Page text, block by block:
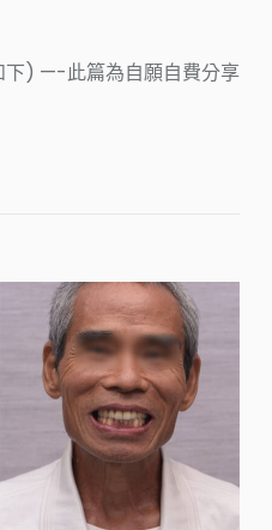
下) —-此篇為自願自費分享